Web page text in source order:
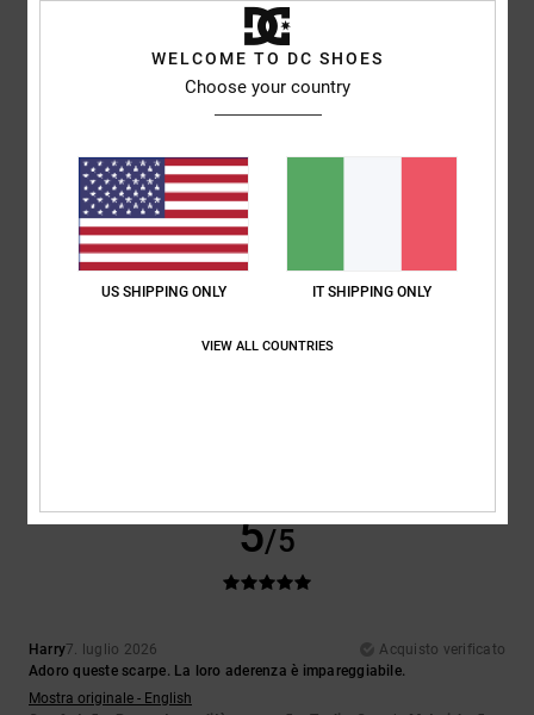
Erano proprio quello che voleva mio figlio
Materiale: 5/5 Colore: 5/5
Consiglio questo prodotto
5 /5
5/5
Harry7. luglio 2026
Acquisto verificato
Adoro queste scarpe. La loro aderenza è impareggiabile.
Mostra originale - English
WELCOME TO DC SHOES
Choose your country
US SHIPPING ONLY IT SHIPPING ONLY
VIEW ALL COUNTRIES